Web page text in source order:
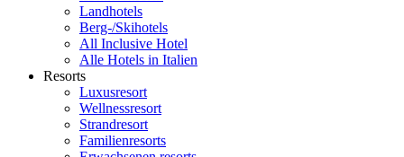
Landhotels
Berg-/Skihotels
All Inclusive Hotel
Alle Hotels in Italien
Resorts
Luxusresort
Wellnessresort
Strandresort
Familienresorts